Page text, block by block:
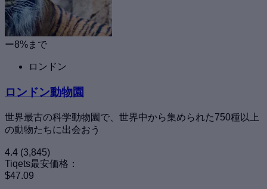
ー8%まで
ロンドン
ロンドン動物園
世界最古の科学動物園で、世界中から集められた750種以上
の動物たちに出会おう
4.4 (3,845)
Tiqets最安価格：
$47.09